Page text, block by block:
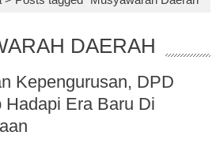
DAERAH
Kepengurusan, DPD
Era Baru Di